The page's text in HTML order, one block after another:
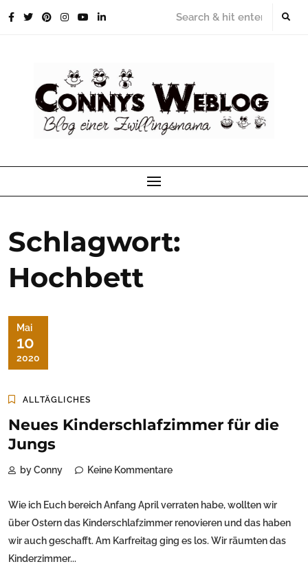
Schlagwort:
Hochbett
Mai
10
2020
ALLTÄGLICHES
Neues Kinderschlafzimmer für die
Jungs
by Conny Keine Kommentare
Wie ich Euch bereich Anfang April verraten habe, wollten wir
über Ostern das Kinderschlafzimmer renovieren und das haben
wir auch geschafft. Am Karfreitag ging es los. Wir räumten das
Kinderzimmer...